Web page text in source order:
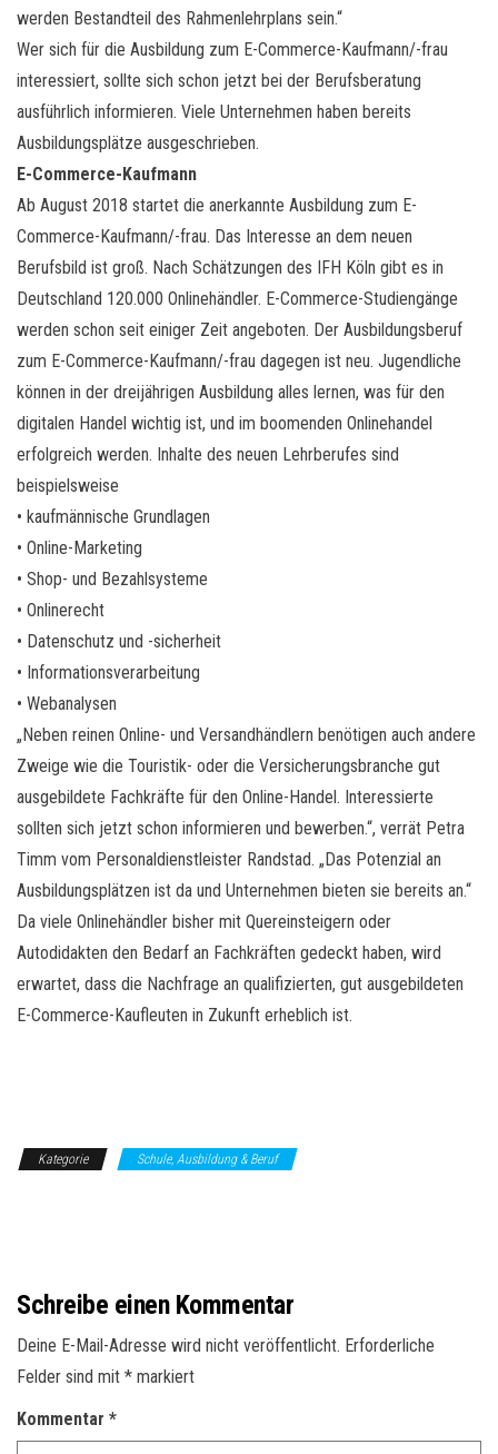
werden Bestandteil des Rahmenlehrplans sein.“
Wer sich für die Ausbildung zum E-Commerce-Kaufmann/-frau
interessiert, sollte sich schon jetzt bei der Berufsberatung
ausführlich informieren. Viele Unternehmen haben bereits
Ausbildungsplätze ausgeschrieben.
E-Commerce-Kaufmann
Ab August 2018 startet die anerkannte Ausbildung zum E-
Commerce-Kaufmann/-frau. Das Interesse an dem neuen
Berufsbild ist groß. Nach Schätzungen des IFH Köln gibt es in
Deutschland 120.000 Onlinehändler. E-Commerce-Studiengänge
werden schon seit einiger Zeit angeboten. Der Ausbildungsberuf
zum E-Commerce-Kaufmann/-frau dagegen ist neu. Jugendliche
können in der dreijährigen Ausbildung alles lernen, was für den
digitalen Handel wichtig ist, und im boomenden Onlinehandel
erfolgreich werden. Inhalte des neuen Lehrberufes sind
beispielsweise
• kaufmännische Grundlagen
• Online-Marketing
• Shop- und Bezahlsysteme
• Onlinerecht
• Datenschutz und -sicherheit
• Informationsverarbeitung
• Webanalysen
„Neben reinen Online- und Versandhändlern benötigen auch andere
Zweige wie die Touristik- oder die Versicherungsbranche gut
ausgebildete Fachkräfte für den Online-Handel. Interessierte
sollten sich jetzt schon informieren und bewerben.“, verrät Petra
Timm vom Personaldienstleister Randstad. „Das Potenzial an
Ausbildungsplätzen ist da und Unternehmen bieten sie bereits an.“
Da viele Onlinehändler bisher mit Quereinsteigern oder
Autodidakten den Bedarf an Fachkräften gedeckt haben, wird
erwartet, dass die Nachfrage an qualifizierten, gut ausgebildeten
E-Commerce-Kaufleuten in Zukunft erheblich ist.
Kategorie Schule, Ausbildung & Beruf
Schreibe einen Kommentar
Deine E-Mail-Adresse wird nicht veröffentlicht. Erforderliche
Felder sind mit * markiert
Kommentar *